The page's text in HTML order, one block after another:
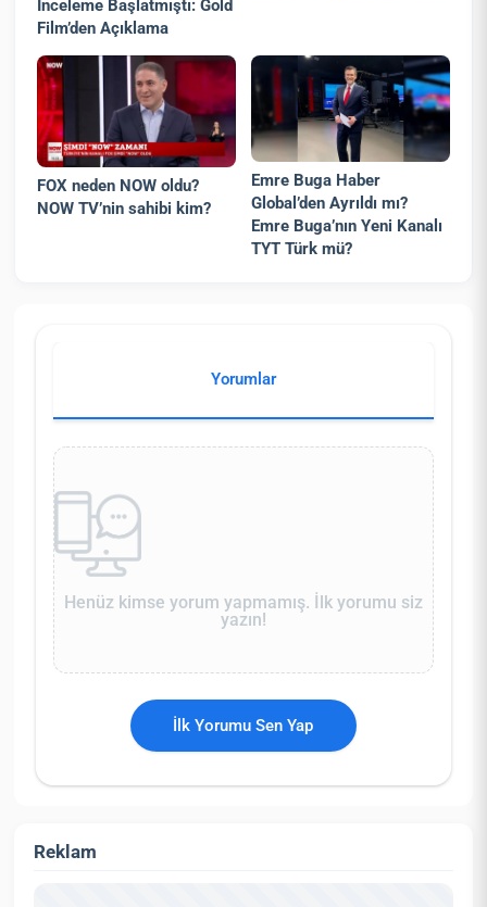
İnceleme Başlatmıştı: Gold
Film’den Açıklama
FOX neden NOW oldu?
NOW TV’nin sahibi kim?
Emre Buga Haber
Global’den Ayrıldı mı?
Emre Buga’nın Yeni Kanalı
TYT Türk mü?
Yorumlar
Henüz kimse yorum yapmamış. İlk yorumu siz
yazın!
İlk Yorumu Sen Yap
Reklam